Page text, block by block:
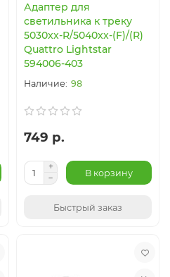
Адаптер для
светильника к треку
5030xx-R/5040xx-(F)/(R)
Quattro Lightstar
594006-403
98
749 р.
В корзину
Быстрый заказ